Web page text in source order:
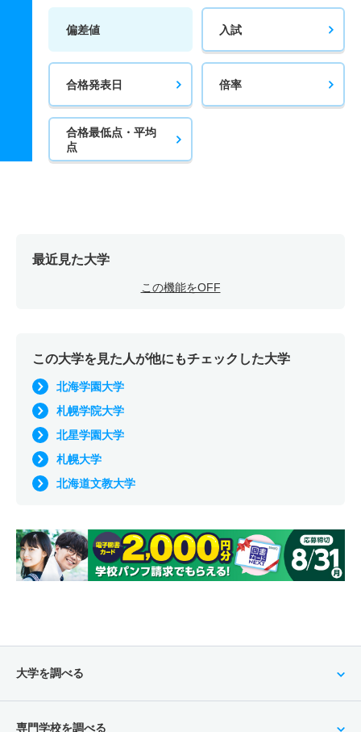
偏差値 入試
合格発表日 倍率
合格最低点・平均
点
最近見た大学
この機能をOFF
この大学を見た人が他にもチェックした大学
北海学園大学
札幌学院大学
北星学園大学
札幌大学
北海道文教大学
大学を調べる
専門学校を調べる